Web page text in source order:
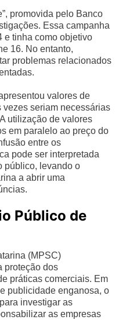
promovida pelo Banco
Essa campanha
e tinha como objetivo
16. No entanto,
problemas relacionados
valores de
seriam necessárias
utilização de valores
em paralelo ao preço do
entre os
pode ser interpretada
público, levando o
a abrir uma
Público de
(MPSC)
proteção dos
práticas comerciais. Em
publicidade enganosa, o
investigar as
as empresas